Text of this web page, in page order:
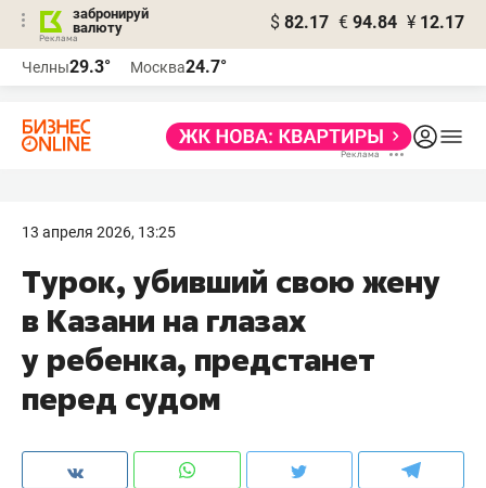
забронируй
валюту
$ 82.17 € 94.84 ¥ 12.17
Челны29.3° Москва24.7°
13 апреля 2026, 13:25
Турок, убивший свою жену
в Казани на глазах
у ребенка, предстанет
перед судом